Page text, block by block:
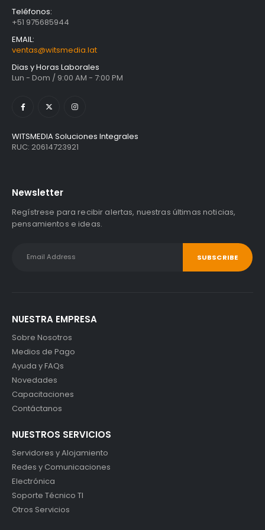
Teléfonos:
+51 975685944
EMAIL:
ventas@witsmedia.lat
Dias y Horas Laborales
Lun - Dom / 9:00 AM - 7:00 PM
WITSMEDIA Soluciones Integrales
RUC: 20614723921
Newsletter
Regístrese para recibir alertas, nuestras últimas noticias,
pensamientos e ideas.
NUESTRA EMPRESA
Sobre Nosotros
Medios de Pago
Ayuda y FAQs
Novedades
Capacitaciones
Contáctanos
NUESTROS SERVICIOS
Servidores y Alojamiento
Redes y Comunicaciones
Electrónica
Soporte Técnico TI
Otros Servicios